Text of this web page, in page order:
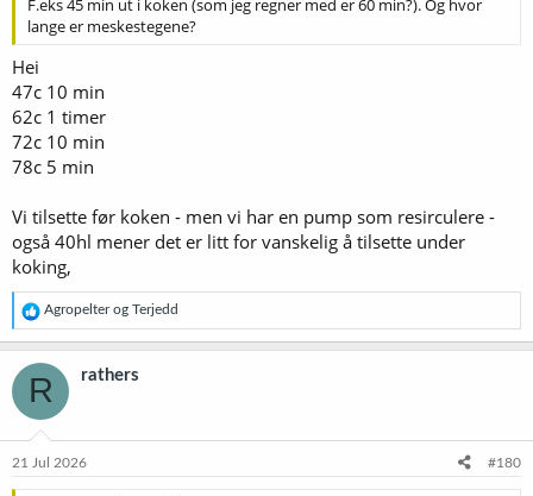
F.eks 45 min ut i koken (som jeg regner med er 60 min?). Og hvor
lange er meskestegene?
Hei
47c 10 min
62c 1 timer
72c 10 min
78c 5 min
Vi tilsette før koken - men vi har en pump som resirculere -
også 40hl mener det er litt for vanskelig å tilsette under
koking,
R
e
a
k
s
j
o
e
Agropelterog Terjedd
R rathers
21 Jul 2026 #180